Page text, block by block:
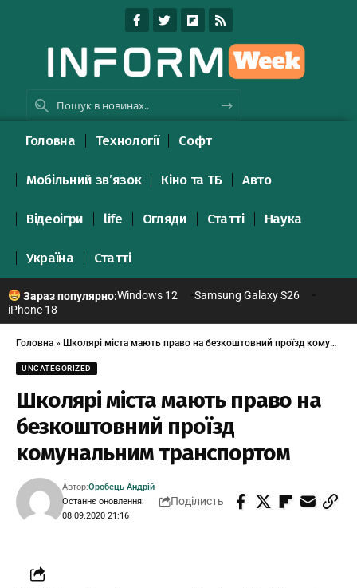
Головна Технології Софт
Мобільний зв’язок Кіно та ТБ Авто
Відеоігри life Огляди Статті Наука
Україна Статті
Зараз популярно:Windows 12
Samsung Galaxy S26
iPhone 18
Головна » Школярі міста мають право на безкоштовний проїзд комунальним транспортом
UNCATEGORIZED
Школярі міста мають право на
безкоштовний проїзд
комунальним транспортом
Останнє оновлення:
08.09.2020 21:16
Автор:Оробець Андрій
Поділисть